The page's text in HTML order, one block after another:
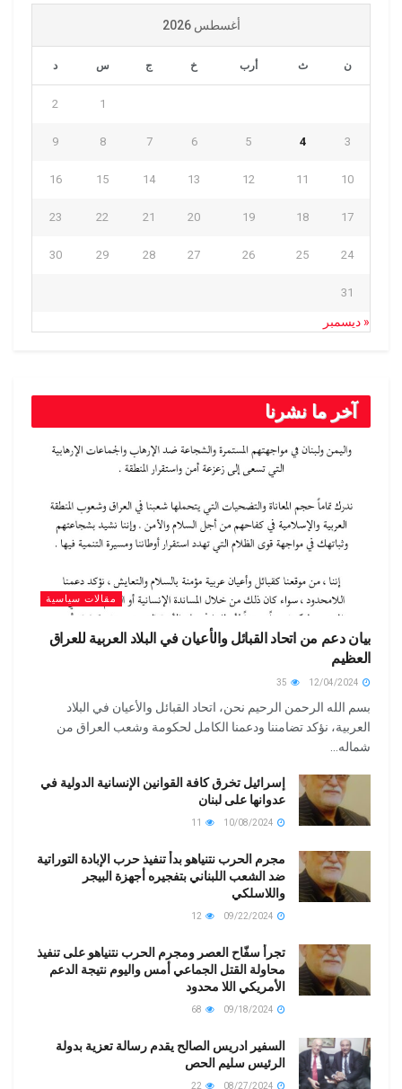
أغسطس 2026
ن ث أرب خ ج س د
1
2
3
4
5
6
7
8
9
10
11
12
13
14
15
16
17
18
19
20
21
22
23
24
25
26
27
28
29
30
31
« ديسمبر
آخر ما نشرنا
مقالات سياسية
بيان دعم من اتحاد القبائل والأعيان في البلاد العربية للعراق
العظيم
بسم الله الرحمن الرحيم نحن، اتحاد القبائل والأعيان في البلاد
العربية، نؤكد تضامننا ودعمنا الكامل لحكومة وشعب العراق من
شماله...
إسرائيل تخرق كافة القوانين الإنسانية الدولية في
عدوانها على لبنان
مجرم الحرب نتنياهو بدأ تنفيذ حرب الإبادة التوراتية
ضد الشعب اللبناني بتفجيره أجهزة البيجر
واللاسلكي
تجرأ سفّاح العصر ومجرم الحرب نتنياهو على تنفيذ
محاولة القتل الجماعي أمس واليوم نتيجة الدعم
الأمريكي اللا محدود
السفير ادريس الصالح يقدم رسالة تعزية بدولة
الرئيس سليم الحص